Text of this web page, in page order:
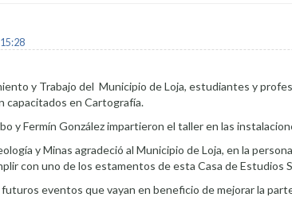
y Trabajo del Municipio de Loja, estudiantes y
capacitados en Cartografía.
y Fermín González impartieron el taller en las
y Minas agradeció al Municipio de Loja, en la
con uno de los estamentos de esta Casa de Estudios
eventos que vayan en beneficio de mejorar la